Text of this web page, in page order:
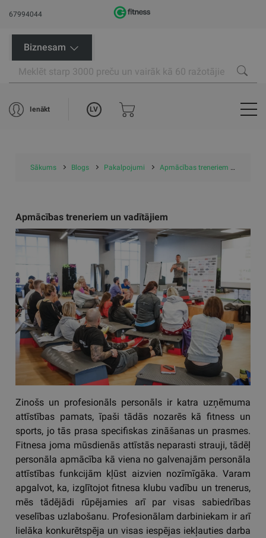
67994044
Biznesam
Ienākt LV
Sākums Blogs Pakalpojumi Apmācības treneriem un vadītājiem
Apmācības treneriem un vadītājiem
Zinošs un profesionāls personāls ir katra uzņēmuma
attīstības pamats, īpaši tādās nozarēs kā fitness un
sports, jo tās prasa specifiskas zināšanas un prasmes.
Fitnesa joma mūsdienās attīstās neparasti strauji, tādēļ
personāla apmācība kā viena no galvenajām personāla
attīstības funkcijām kļūst aizvien nozīmīgāka. Varam
apgalvot, ka, izglītojot fitnesa klubu vadību un trenerus,
mēs tādējādi rūpējamies arī par visas sabiedrības
veselības uzlabošanu. Profesionālam darbiniekam ir arī
lielāka konkurētspēja un visas iespējas iekļauties darba